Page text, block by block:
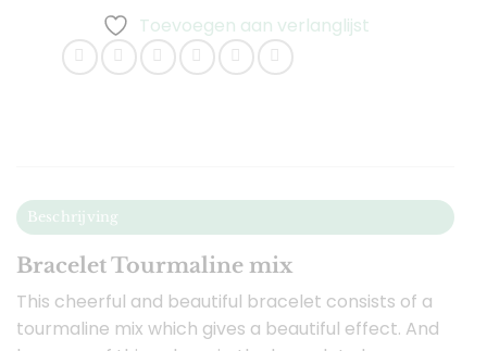
Toevoegen aan verlanglijst
Beschrijving
Bracelet Tourmaline mix
This cheerful and beautiful bracelet consists of a
tourmaline mix which gives a beautiful effect. And